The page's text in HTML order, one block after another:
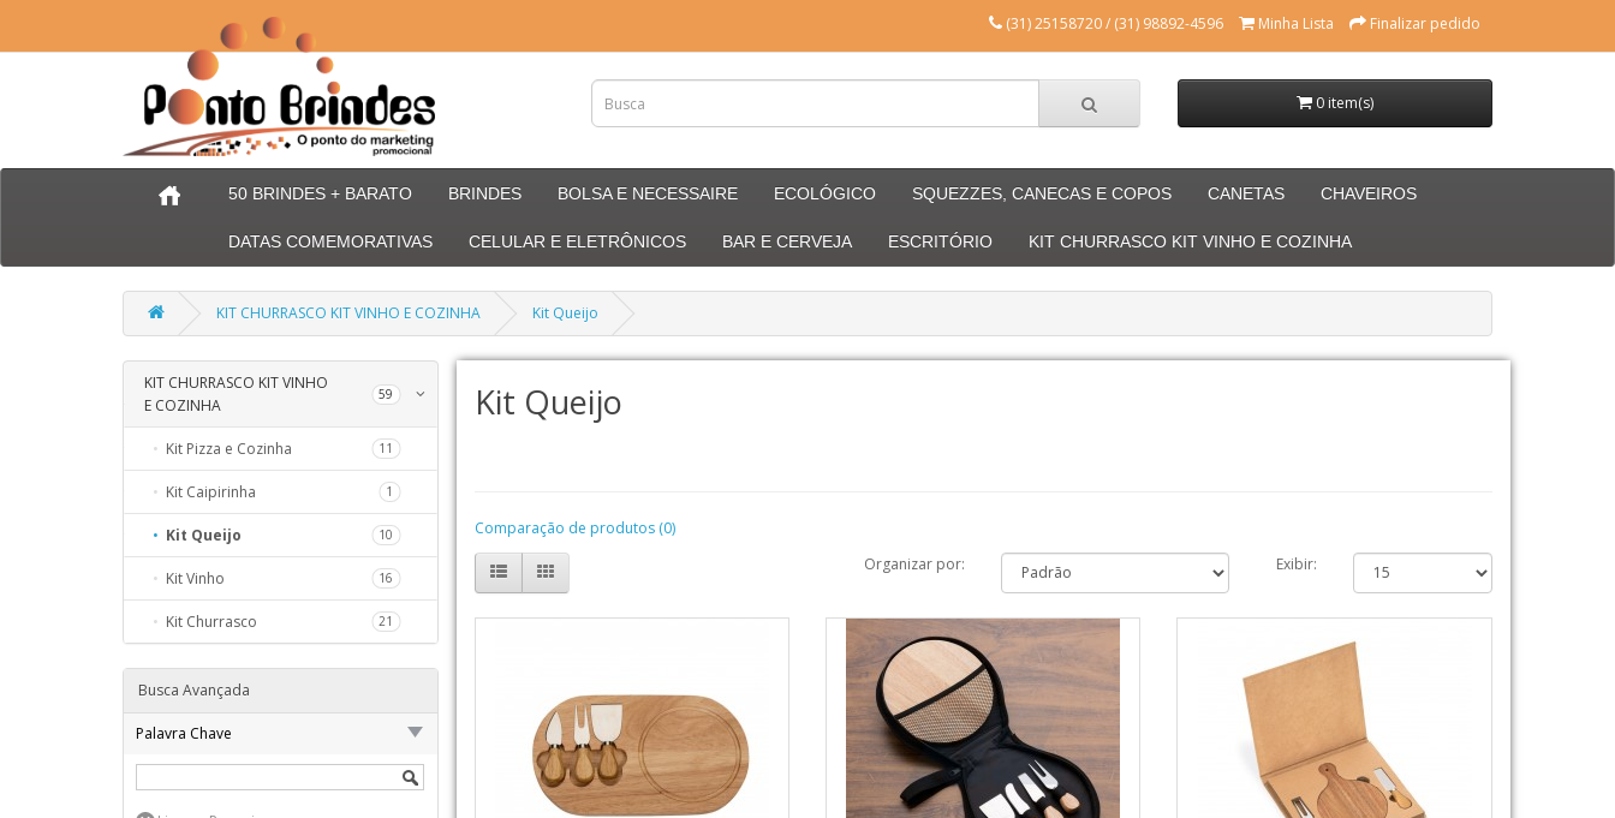
(31) 25158720 / (31) 98892-4596 Minha Lista Finalizar pedido
0 item(s)
50 BRINDES + BARATO BRINDES BOLSA E NECESSAIRE ECOLÓGICO SQUEZZES, CANECAS E COPOS CANETAS CHAVEIROS
DATAS COMEMORATIVAS CELULAR E ELETRÔNICOS BAR E CERVEJA ESCRITÓRIO KIT CHURRASCO KIT VINHO E COZINHA
KIT CHURRASCO KIT VINHO E COZINHA Kit Queijo
KIT CHURRASCO KIT VINHO
E COZINHA
59
Kit Pizza e Cozinha 11
Kit Caipirinha 1
Kit Queijo 10
Kit Vinho 16
Kit Churrasco 21
Busca Avançada
Palavra Chave
Kit Queijo
Comparação de produtos (0)
Organizar por:
Exibir: